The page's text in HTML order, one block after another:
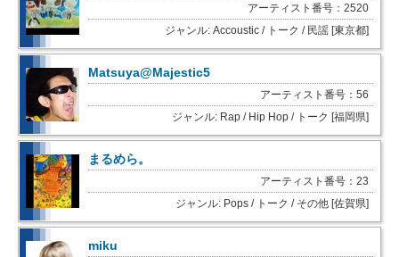
アーティスト番号：2520
ジャンル: Accoustic / トーク / 民謡 [東京都]
Matsuya@Majestic5
アーティスト番号：56
ジャンル: Rap / Hip Hop / トーク [福岡県]
まるめら。
アーティスト番号：23
ジャンル: Pops / トーク / その他 [佐賀県]
miku